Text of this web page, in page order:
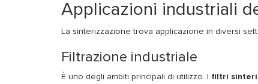
Applicazioni industriali
La sinterizzazione trova applicazione in diversi
Filtrazione industriale
È uno degli ambiti principali di utilizzo. I filtri